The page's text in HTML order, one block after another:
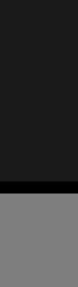
ventana)
ventana)